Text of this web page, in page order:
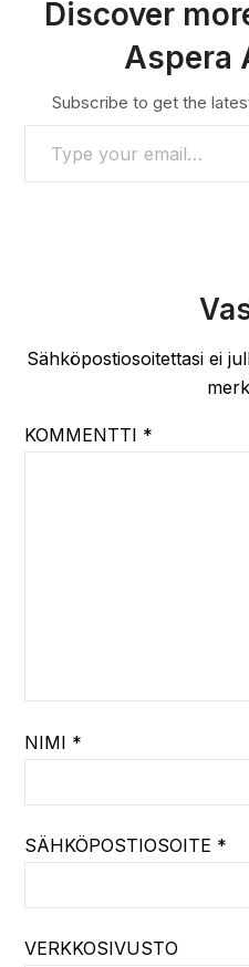
Discover
Aspera
Subscribe to get the
TYPE YOUR EMAIL…
Sähköpostiosoitettasi ei
KOMMENTTI *
NIMI *
SÄHKÖPOSTIOSOITE *
VERKKOSIVUSTO